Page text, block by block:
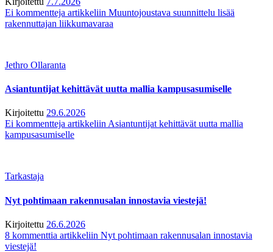
Ei kommentteja artikkeliin Muuntojoustava suunnittelu lisää
rakennuttajan liikkumavaraa
Jethro Ollaranta
Asiantuntijat kehittävät uutta mallia kampusasumiselle
Kirjoitettu 29.6.2026
Ei kommentteja artikkeliin Asiantuntijat kehittävät uutta mallia
kampusasumiselle
Tarkastaja
Nyt pohtimaan rakennusalan innostavia viestejä!
Kirjoitettu 26.6.2026
8 kommenttia artikkeliin Nyt pohtimaan rakennusalan innostavia
viestejä!